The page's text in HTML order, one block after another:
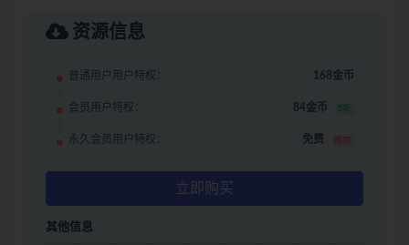
资源信息
普通用户用户特权： 168金币
会员用户特权： 84金币 5折
永久会员用户特权： 免费 推荐
立即购买
其他信息